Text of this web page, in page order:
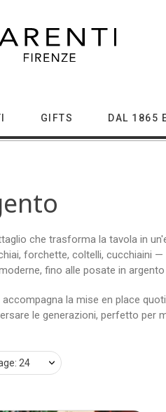
GIFTS DAL 1865
che trasforma la tavola in
forchette, coltelli, cucchiaini
fino alle posate in
la mise en place
le generazioni, perfetto per
24